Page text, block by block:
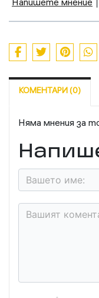
КОМЕНТАРИ (0)
Няма мнения за